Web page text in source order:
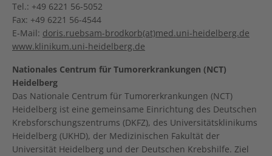
Tel.: +49 6221 56-5052
Fax: +49 6221 56-4544
E-Mail: doris.ruebsam-brodkorb(at)med.uni-heidelberg.de
www.klinikum.uni-heidelberg.de
Nationales Centrum für Tumorerkrankungen (NCT)
Heidelberg
Das Nationale Centrum für Tumorerkrankungen (NCT)
Heidelberg ist eine gemeinsame Einrichtung des Deutschen
Krebsforschungszentrums (DKFZ), des Universitätsklinikums
Heidelberg (UKHD), der Medizinischen Fakultät der
Universität Heidelberg und der Deutschen Krebshilfe. Ziel